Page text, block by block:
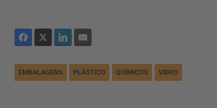
EMBALAGENS PLÁSTICO QUÍMICOS VIDRO